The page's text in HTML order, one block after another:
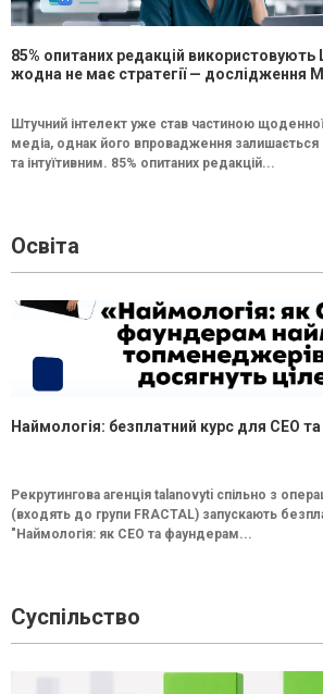
85% опитаних редакцій використовують
жодна не має стратегії — дослідження
Штучний інтелект уже став частиною
медіа, однак його впровадження
та інтуїтивним. 85% опитаних редакцій...
Освіта
Наймологія: безплатний курс для CEO
Рекрутингова агенція talanovyti спільно з
(входять до групи FRACTAL) запускають
"Наймологія: як СEO та фаундерам...
Суспільство